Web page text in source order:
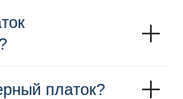
платок?